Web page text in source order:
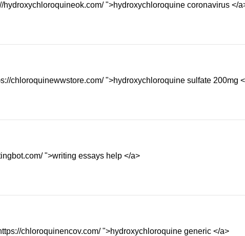
hydroxychloroquineok.com/ ">hydroxychloroquine coronavirus </
chloroquinewwstore.com/ ">hydroxychloroquine sulfate 200mg
">writing essays help </a>
chloroquinencov.com/ ">hydroxychloroquine generic </a>